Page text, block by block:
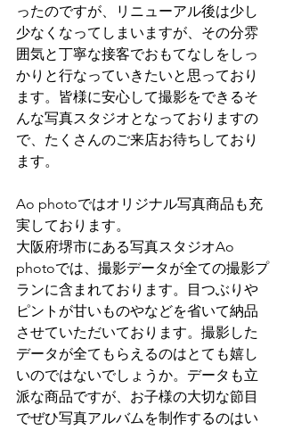
ったのですが、リニューアル後は少し
少なくなってしまいますが、その分雰
囲気と丁寧な接客でおもてなしをしっ
かりと行なっていきたいと思っており
ます。皆様に安心して撮影をできるそ
んな写真スタジオとなっておりますの
で、たくさんのご来店お待ちしており
ます。
Ao photoではオリジナル写真商品も充
実しております。
大阪府堺市にある写真スタジオAo
photoでは、撮影データが全ての撮影プ
ランに含まれております。目つぶりや
ピントが甘いものやなどを省いて納品
させていただいております。撮影した
データが全てもらえるのはとても嬉し
いのではないでしょうか。データも立
派な商品ですが、お子様の大切な節目
でぜひ写真アルバムを制作するのはい